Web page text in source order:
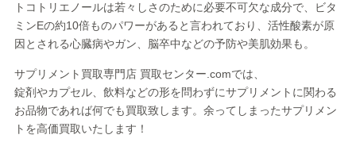
トコトリエノールは若々しさのために必要不可欠な成分で、ビタ
ミンEの約10倍ものパワーがあると言われており、活性酸素が原
因とされる心臓病やガン、脳卒中などの予防や美肌効果も。
サプリメント買取専門店 買取センター.comでは、
錠剤やカプセル、飲料などの形を問わずにサプリメントに関わる
お品物であれば何でも買取致します。余ってしまったサプリメン
トを高価買取いたします！